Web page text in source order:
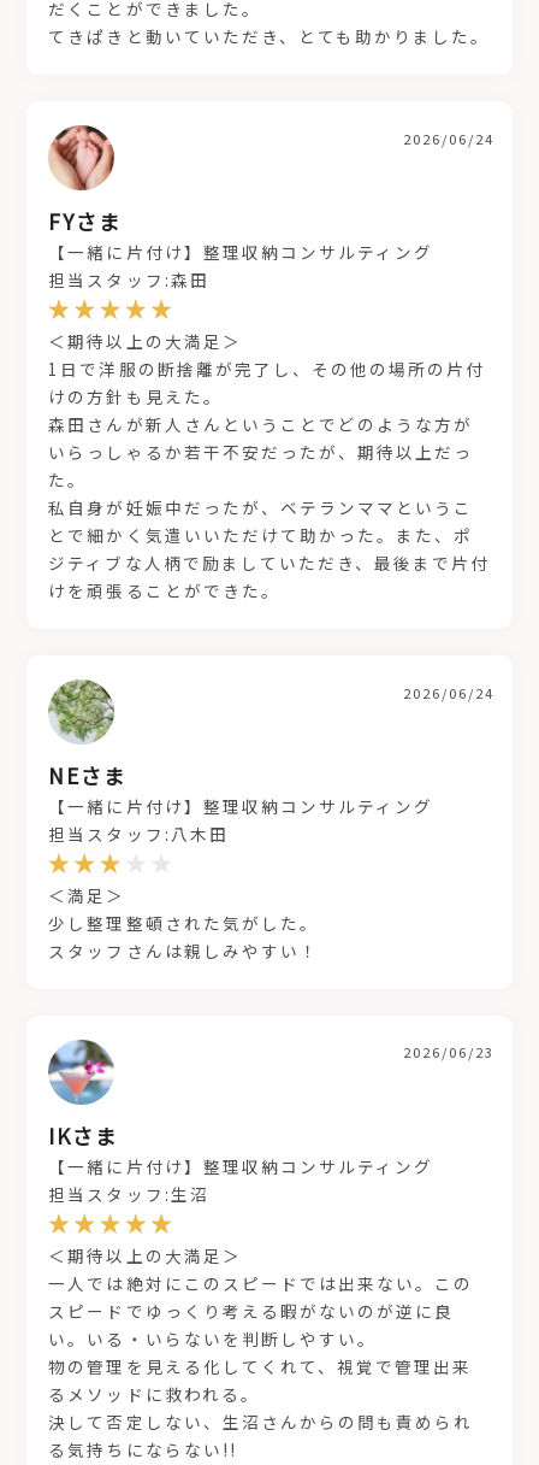
だくことができました。
てきぱきと動いていただき、とても助かりました。
FYさま
2026/06/24
【一緒に片付け】整理収納コンサルティング
担当スタッフ:森田
＜期待以上の大満足＞
1日で洋服の断捨離が完了し、その他の場所の片付
けの方針も見えた。
森田さんが新人さんということでどのような方が
いらっしゃるか若干不安だったが、期待以上だっ
た。
私自身が妊娠中だったが、ベテランママというこ
とで細かく気遣いいただけて助かった。また、ポ
ジティブな人柄で励ましていただき、最後まで片付
けを頑張ることができた。
NEさま
2026/06/24
【一緒に片付け】整理収納コンサルティング
担当スタッフ:八木田
＜満足＞
少し整理整頓された気がした。
スタッフさんは親しみやすい！
IKさま
2026/06/23
【一緒に片付け】整理収納コンサルティング
担当スタッフ:生沼
＜期待以上の大満足＞
一人では絶対にこのスピードでは出来ない。この
スピードでゆっくり考える暇がないのが逆に良
い。いる・いらないを判断しやすい。
物の管理を見える化してくれて、視覚で管理出来
るメソッドに救われる。
決して否定しない、生沼さんからの問も責められ
る気持ちにならない!!